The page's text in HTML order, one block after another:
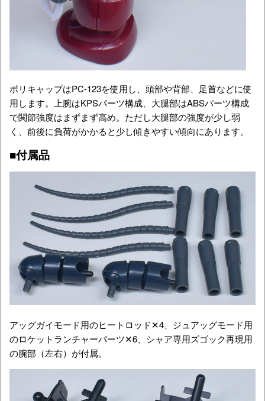
ポリキャップはPC-123を使用し、頭部や背部、足首などに使
用します。上腕はKPSパーツ構成、大腿部はABSパーツ構成
で関節強度はまずまず高め。ただし大腿部の強度が少し弱
く、前後に負荷がかかると少し傾きやすい傾向にあります。
■付属品
アッグガイモード用のヒートロッド✕4、ジュアッグモード用
のロケットランチャーパーツ✕6、シャア専用ズゴック再現用
の腕部（左右）が付属。